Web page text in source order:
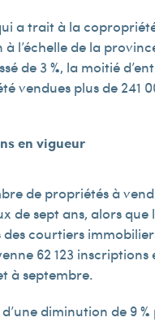
a trait à la
à l’échelle de la
de 3 %, la moitié
vendues plus de 241
en vigueur
de propriétés à
de sept ans, alors que
des courtiers
62 123 inscriptions
à septembre.
d’une diminution de 9